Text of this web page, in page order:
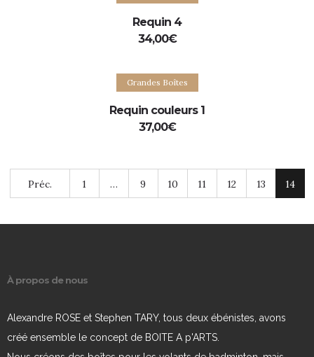
Requin 4
34,00€
Ajouter au panier
Grandes Boîtes
Requin couleurs 1
37,00€
Préc. 1 … 9 10 11 12 13 14
À propos de nous
Alexandre ROSE et Stephen TARY, tous deux ébénistes, avons
créé ensemble le concept de BOITE A p'ARTS.